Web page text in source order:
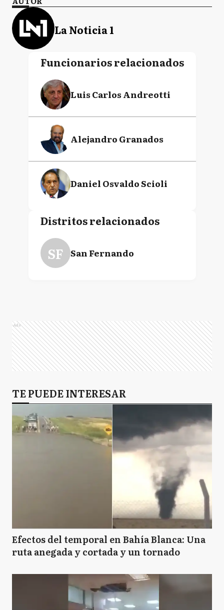
La Noticia 1
Funcionarios relacionados
Luis Carlos Andreotti
Alejandro Granados
Daniel Osvaldo Scioli
Distritos relacionados
SF San Fernando
Ads
TE PUEDE INTERESAR
Efectos del temporal en Bahía Blanca: Una
ruta anegada y cortada y un tornado